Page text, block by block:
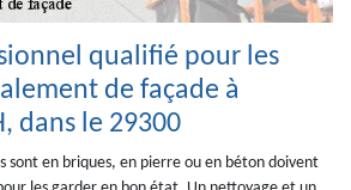
qualifié pour les
de façade à
dans le 29300
sont en briques, en pierre ou en béton doivent